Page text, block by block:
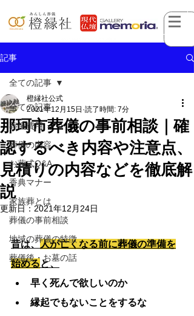
記事
全ての記事
葬儀費用
葬儀の内容
お葬式Q&A
香典マナー
家族葬とは
葬儀の事前相談
地域の葬儀の特徴
葬儀後・お墓の話
全ての記事
那珂市葬儀の事前相談｜確
認するべき内容や注意点、
見積りの内容などを徹底解
説
橙縁社公式
2021年12月15日 読了時間: 7分
更新日： 2021年12月24日
昔は、人が亡くなる前に葬儀の準備を
始めると、
早く死んで欲しいのか
縁起でもないことをするな